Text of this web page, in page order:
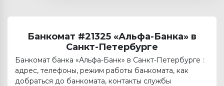
Банкомат #21325 «Альфа-Банка» в
Санкт-Петербурге
Банкомат банка «Альфа-Банк» в Санкт-Петербурге :
адрес, телефоны, режим работы банкомата, как
добраться до банкомата, контакты службы